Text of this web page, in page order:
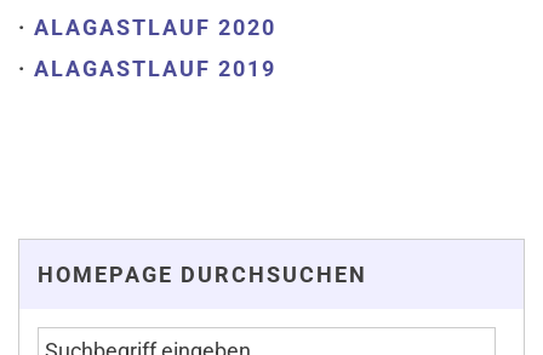
· ALAGASTLAUF 2020
· ALAGASTLAUF 2019
HOMEPAGE DURCHSUCHEN